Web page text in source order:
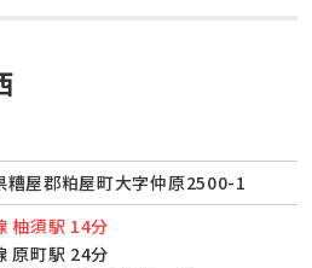
糟屋郡粕屋町大字仲原2500-1
柚須駅 14分
原町駅 24分